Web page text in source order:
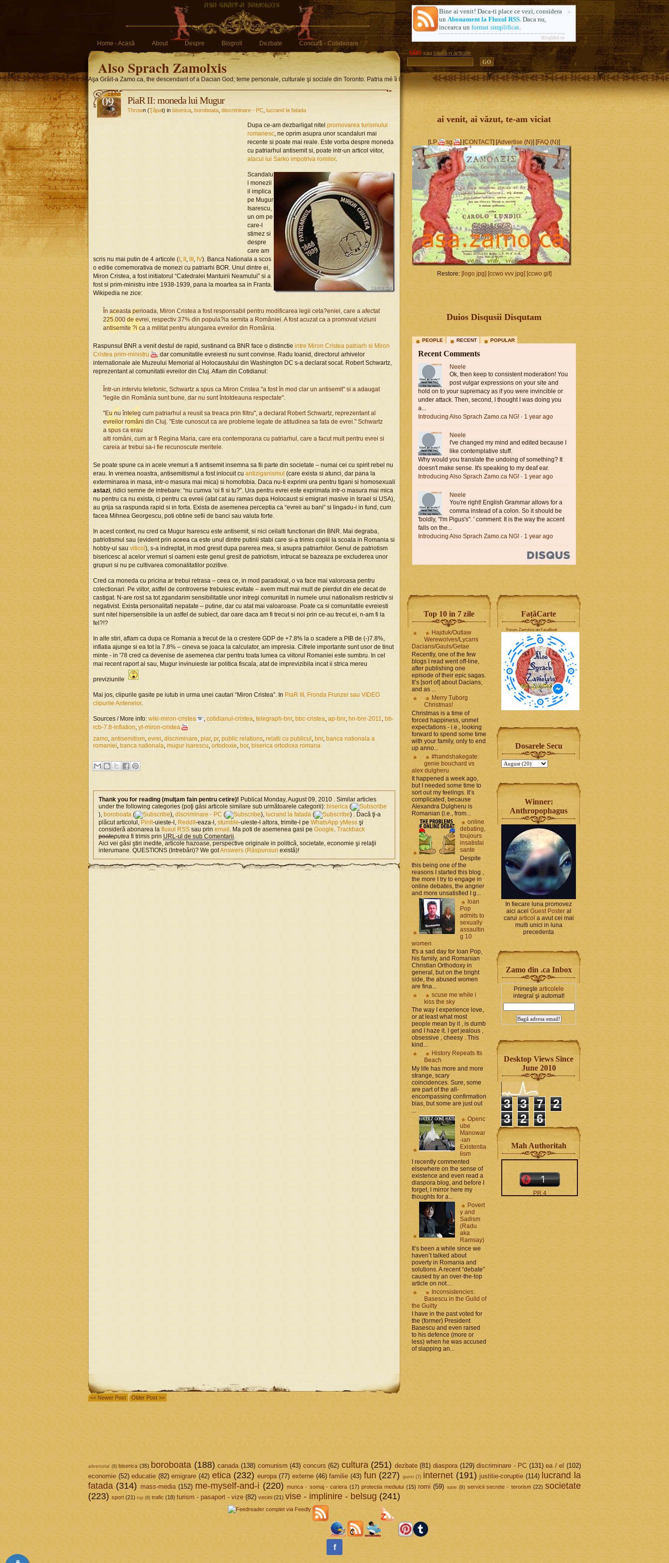
Home - Acasă About Despre Blogroll Dezbate Concur$ - Colaborare
Also Sprach Zamolxis
Aşa Grăit-a Zamo.ca, the descendant of a Dacian God; teme personale, culturale şi sociale din Toronto. Patria mé îi limba romgleză. Formerly AlsoSprachZamolxis.com
SĂRI sau caută-n articole
Bine ai venit! Daca-ti place ce vezi, considera
un Abonament la Fluxul RSS. Daca nu,
incearca un format simplificat.
BlogIdol.ro
09
aug
PiaR II: moneda lui Mugur
Thrown (Ţâpat) in biserica boroboata discriminare - PC lucrand la fatada
Dupa ce-am dezbarligat nitel promovarea turismului
romanesc, ne oprim asupra unor scandaluri mai
recente si poate mai reale. Este vorba despre moneda
cu patriarhul antisemit si, poate intr-un articol viitor,
atacul lui Sarko impotriva romilor.
Scandalu
l monezii
il implica
pe Mugur
Isarescu,
un om pe
care-l
stimez si
despre
care am
scris nu mai putin de 4 articole ( , , , IV). Banca Nationala a scos
o editie comemorativa de monezi cu patriarhi BOR. Unul dintre ei,
Miron Cristea, a fost initiatorul “Catedralei Mantuirii Neamului” si a
fost si prim-ministru intre 1938-1939, pana la moartea sa in Franta.
Wikipedia ne zice:
În aceasta perioada, Miron Cristea a fost responsabil pentru modificarea legii ceta?eniei, care a afectat
225.000 de evrei, respectiv 37% din popula?ia semita a României. A fost acuzat ca a promovat viziuni
antisemite ?i ca a militat pentru alungarea evreilor din România.
Raspunsul BNR a venit destul de rapid, sustinand ca BNR face o distinctie intre Miron Cristea patriarh si Miron
Cristea prim-ministru
, dar comunitatile evreiesti nu sunt convinse. Radu Ioanid, directorul arhivelor
internationale ale Muzeului Memorial al Holocaustului din Washington DC s-a declarat socat. Robert Schwartz,
reprezentant al comunitatii evreilor din Cluj. Aflam din Cotidianul:
Într-un interviu telefonic, Schwartz a spus ca Miron Cristea "a fost în mod clar un antisemit" si a adaugat
"legile din România sunt bune, dar nu sunt întotdeauna respectate".
"Eu nu înteleg cum patriarhul a reusit sa treaca prin filtru", a declarat Robert Schwartz, reprezentant al
evreilor români din Cluj. "Este cunoscut ca are probleme legate de atitudinea sa fata de evrei." Schwartz
a spus ca erau
alti români, cum ar fi Regina Maria, care era contemporana cu patriarhul, care a facut mult pentru evrei si
careia ar trebui sa-i fie recunoscute meritele.
Se poate spune ca in acele vremuri a fi antisemit insemna sa fii parte din societate – numai cei cu spirit rebel nu
erau. In vremea noastra, antisemitismul a fost inlocuit cu antiziganismul (care exista si atunci, dar pana la
exterminarea in masa, intr-o masura mai mica) si homofobia. Daca nu-ti exprimi ura pentru tigani si homosexuali
astazi, ridici semne de intrebare: “nu cumva ‘oi fi si tu?”. Ura pentru evrei este exprimata intr-o masura mai mica
nu pentru ca nu exista, ci pentru ca evreii (atat cat au ramas dupa Holocaust si emigrari masive in Israel si USA),
au grija sa raspunda rapid si in forta. Exista de asemenea perceptia ca “evreii au bani” si lingadu-i in fund, cum
facea Mihnea Georgescu, poti obtine sefii de banci sau valuta forte.
In acest context, nu cred ca Mugur Isarescu este antisemit, si nici ceilalti functionari din BNR. Mai degraba,
patriotismul sau (evident prin aceea ca este unul dintre putinii stabi care si-a trimis copiii la scoala in Romania si
hobby-ul sau viticol ), s-a indreptat, in mod gresit dupa parerea mea, si asupra patriarhilor. Genul de patriotism
bisericesc al acelor vremuri si oameni este genul gresit de patriotism, intrucat se bazeaza pe excluderea unor
grupuri si nu pe cultivarea comonalitatilor pozitive.
Cred ca moneda cu pricina ar trebui retrasa – ceea ce, in mod paradoxal, o va face mai valoroasa pentru
colectionari. Pe viitor, astfel de controverse trebuiesc evitate – avem mult mai mult de pierdut din ele decat de
castigat. N-are rost sa tot zgandarim sensibilitatile unor intregi comunitati in numele unui nationalism restrictiv si
negativist. Exista personalitati nepatate – putine, dar cu atat mai valoaroase. Poate ca si comunitatile evreiesti
sunt nitel hipersensibile la un astfel de subiect, dar oare daca am fi trecut si noi prin ce-au trecut ei, n-am fi la
fel?!?
In alte stiri, aflam ca dupa ce Romania a trecut de la o crestere GDP de +7.8% la o scadere a PIB de (-)7.8%,
inflatia ajunge si ea tot la 7.8% – cineva se joaca la calculator, am impresia. Cifrele importante sunt usor de tinut
minte - in '78 cred ca devenise de asemenea clar pentru toata lumea ca viitorul Romaniei este sumbru. In cel
mai recent raport al sau, Mugur invinuieste iar politica fiscala, atat de imprevizibila incat ii strica mereu
previziunile
Mai jos, clipurile gasite pe iutub in urma unei cautari “Miron Cristea”. In PiaR III, Fronda Frunzei sau VIDEO
clipurile Antenelor.
Sources / More info: wiki-miron-cristea , cotidianul-cristea, telegraph-bnr, bbc-cristea, ap-bnr, hn-bnr-2011, bb-
rcb-7.8-inflation, yt-miron-cristea
zamo, antisemitism, evrei, discriminare, piar, pr, public relations, relatii cu publicul , bnr, banca nationala a
romaniei, banca nationala, mugur isarescu, ortodoxie, bor, biserica ortodoxa romana
Thank you for reading (mulţam fain pentru cetire)! Publicat Monday, August 09, 2010 . Similar articles
under the following categories (poţi găsi articole similare sub următoarele categorii): biserica (
), boroboata ( ), discriminare - PC ( ), lucrand la fatada (
) . Dacă ţi-a
plăcut articolul, PinIt-uieste-l, ReddIt-eaza-l, stumble-uieste-l altora, trimite-l pe WhatsApp yMess şi
consideră abonarea la fluxul RSS sau prin email . Ma poti de asemenea gasi pe Google. Trackback
poateputea fi trimis prin URL-ul de sub Comentarii.
Aici vei găsi ştiri inedite, articole hazoase, perspective originale in politică, societate, economie şi relaţii
interumane. QUESTIONS (Intrebări)? We gotAnswers (Răspunsuri există)!
<< Newer Post Older Post >>
ai venit, ai văzut, te-am viciat
[LP sg ] [CONTACT] [Advertise (N)] [FAQ (N)]
Restore: [logo jpg] [ccwo vvv jpg] [ccwo gif]
Duios Disqusii Disqutam
PEOPLE RECENT POPULAR
Recent Comments
Neele
Ok, then keep to consistent moderation! You
post vulgar expressions on your site and
hold on to your supremacy as if you were invincible or
under attack. Then, second, I thought I was doing you
a...
Introducing Also Sprach Zamo.ca NG! · 1 year ago
Neele
I've changed my mind and edited because I
like contemplative stuff.
Why would you translate the undoing of something? It
doesn't make sense. It's speaking to my deaf ear.
Introducing Also Sprach Zamo.ca NG! · 1 year ago
Neele
You're right! English Grammar allows for a
comma instead of a colon. So it should be
'boldly, "I'm Pigus's". ' comment: It is the way the accent
falls on the...
Introducing Also Sprach Zamo.ca NG! · 1 year ago
Top 10 in 7 zile
Hajduk/Outlaw
Werewolves/Lycans
Dacians/Gauls/Getae
Recently, one of the few
blogs I read went off-line,
after publishing one
episode of their epic sagas.
It’s [sort of] about Dacians,
and as ...
Merry Tuborg
Christmas!
Christmas is a time of
forced happiness, unmet
expectations - i.e., looking
forward to spend some time
with your family, only to end
up anno...
#handshakegate:
genie bouchard vs
alex dulgheru
It happened a week ago,
but I needed some time to
sort out my feelings. It’s
complicated, because
Alexandra Dulgheru is
Romanian (i.e., from...
online
debating,
toujours
insatisfai
sante
Despite
this being one of the
reasons I started this blog ,
the more I try to engage in
online debates, the angrier
and more unsatisfied I g...
Ioan
Pop
admits to
sexually
assaultin
g 10
women
It's a sad day for Ioan Pop,
his family, and Romanian
Christian Orthodoxy in
general, but on the bright
side, the abused women
are fina...
scuse me while i
kiss the sky
The way I experience love,
or at least what most
people mean by it , is dumb
and I haze it. I get jealous ,
obsessive , cheesy . This
kind...
History Repeats Its
Beach
My life has more and more
strange, scary
coincidences. Sure, some
are part of the all-
encompassing confirmation
bias, but some are just out
Openc
ube
Manowar
-ian
Existentia
lism
I recently commented
elsewhere on the sense of
existence and even read a
diaspora blog, and before I
forget, I mirror here my
thoughts for a...
Povert
y and
Sadism
(Radu
aka
Ramsay)
It’s been a while since we
haven’t talked about
poverty in Romania and
solutions. A recent “debate”
caused by an over-the-top
article on not...
Inconsistencies:
Basescu in the Guild of
the Guilty
I have in the past voted for
the (former) President
Basescu and even raised
to his defence (more or
less) when he was accused
of slapping an...
FaṭăCarte
Forum Zamolxis on FaceBook
Dosarele Secu
Winner:
Anthropophagus
In fiecare luna promovez
aici acel Guest Posteral
carui articol a avut cei mai
multi unici in luna
precedenta
Zamo din .ca Inbox
Primeşte articolele
integral şi automat!
Desktop Views Since
June 2010
3 3 7
2
3
2 6
Mah Authoritah
PR 4
advertorial (8) biserica (35) boroboata (188) canada (138) comunism (43) concurs (62) cultura (251) dezbate (81) diaspora (129) discriminare - PC (131) ea / el (102)
economie (52) educatie (82) emigrare (42) etica (232) europa (77) externe (46) familie (43) fun (227) guest (7) internet (191) justitie-coruptie (114)
lucrand la
fatada (314) mass-media (152) me-myself-and-i (220) munca - somaj - cariera (17) protectia mediului (15) romi (59) sate (9) servicii secrete - terorism (22) societate
(223) sport (21) top (8) trafic (18) turism - pasaport - vize (82) vecini (21) vise - implinire - belsug (241)
f